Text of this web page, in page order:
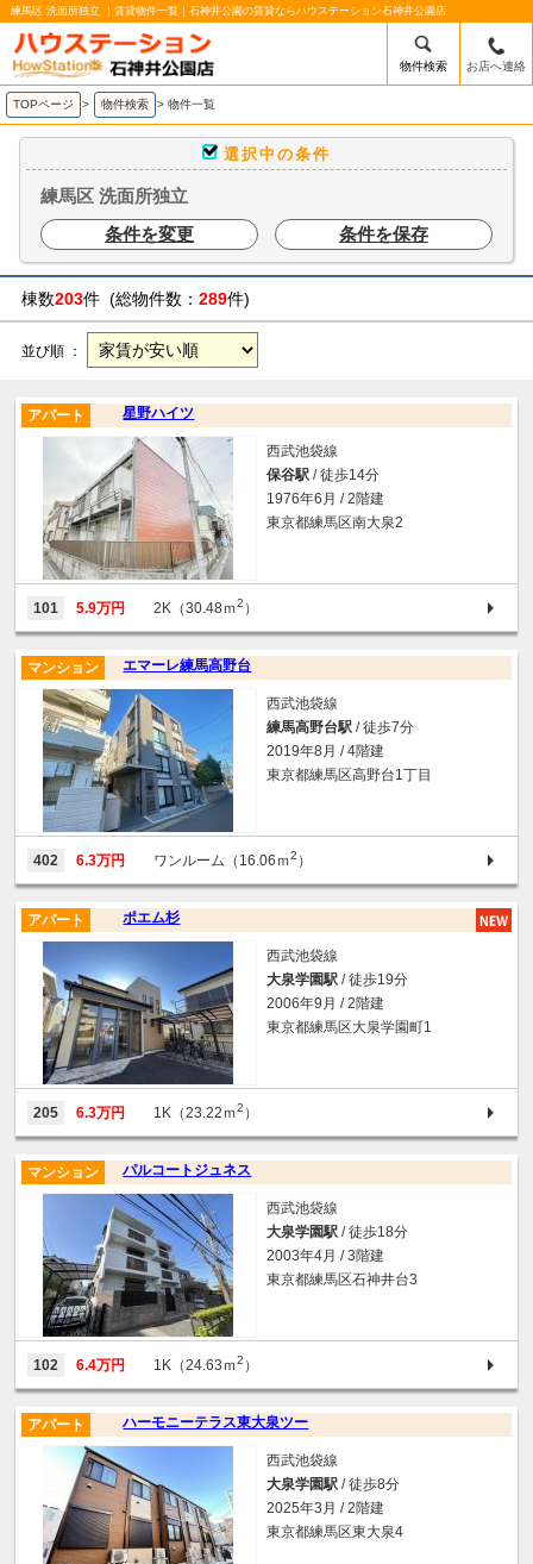
練馬区 洗面所独立 ｜賃貸物件一覧｜石神井公園の賃貸ならハウステーション石神井公園店
物件検索 お店へ連絡
TOPページ > 物件検索 > 物件一覧
選択中の条件
練馬区 洗面所独立
条件を変更
条件を保存
棟数203件 (総物件数： 289件)
並び順 ：
星野ハイツ
アパート
西武池袋線
保谷駅 / 徒歩14分
1976年6月 / 2階建
東京都練馬区南大泉2
101 5.9万円 2K（30.48ｍ2 ）
エマーレ練馬高野台
マンション
西武池袋線
練馬高野台駅 / 徒歩7分
2019年8月 / 4階建
東京都練馬区高野台1丁目
402 6.3万円 ワンルーム（16.06ｍ2 ）
ポエム杉
アパート
西武池袋線
大泉学園駅 / 徒歩19分
2006年9月 / 2階建
東京都練馬区大泉学園町1
205 6.3万円 1K（23.22ｍ2 ）
パルコートジュネス
マンション
西武池袋線
大泉学園駅 / 徒歩18分
2003年4月 / 3階建
東京都練馬区石神井台3
102 6.4万円 1K（24.63ｍ2 ）
ハーモニーテラス東大泉ツー
アパート
西武池袋線
大泉学園駅 / 徒歩8分
2025年3月 / 2階建
東京都練馬区東大泉4